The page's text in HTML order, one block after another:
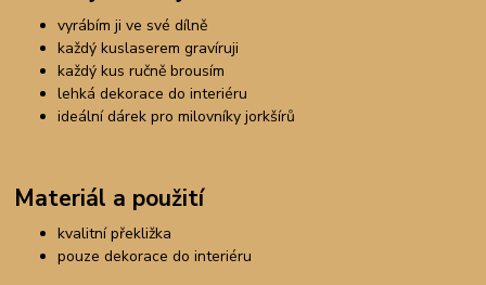
vyrábím ji ve své dílně
každý kuslaserem gravíruji
každý kus ručně brousím
lehká dekorace do interiéru
ideální dárek pro milovníky jorkšírů
Materiál a použití
kvalitní překližka
pouze dekorace do interiéru